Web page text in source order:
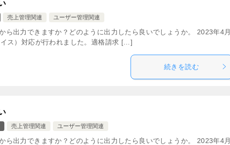
売上管理関連 ユーザー管理関連
ら出力できますか？どのように出力したら良いでしょうか。 2023年4月
ス）対応が行われました。適格請求 […]
続きを読む
売上管理関連 ユーザー管理関連
ら出力できますか？どのように出力したら良いでしょうか。 2023年4月